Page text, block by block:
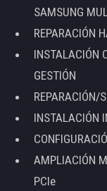
SAMSUNG
REPARACIÓN
INSTALACIÓN
GESTIÓN
REPARACIÓN/
INSTALACIÓN
AMPLIACIÓN
PCIe